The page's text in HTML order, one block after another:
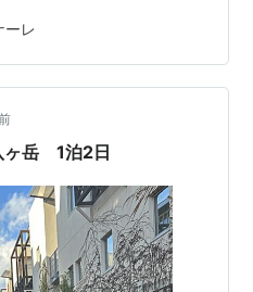
1時間半です。 今回面白か
友人がGeminiに対して旅行
いところを入れて、 何時
か、イラストもつけて可
やすくとか、色々条件を入
ーレ
ヶ岳 1泊2日